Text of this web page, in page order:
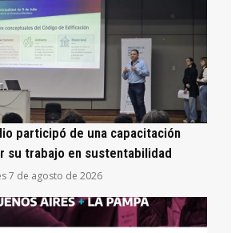
participó de una capacitación
su trabajo en sustentabilidad
7 de agosto de 2026